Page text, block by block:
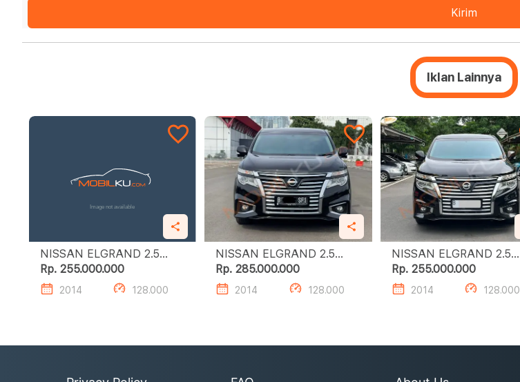
Kirim
Iklan Lainnya
NISSAN ELGRAND 2.5
HIGHWAY STAR
Rp. 255.000.000
2014 128.000
NISSAN ELGRAND 2.5
HIGHWAY STAR
Rp. 285.000.000
2014 128.000
NISSAN ELGRAND 2.5
HIGHWAY STAR
Rp. 255.000.000
2014 128.000